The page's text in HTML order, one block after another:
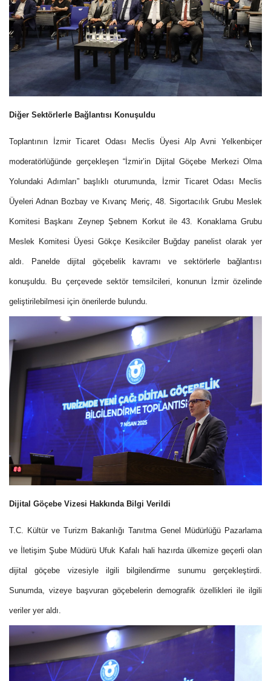
Diğer Sektörlerle Bağlantısı Konuşuldu
Toplantının İzmir Ticaret Odası Meclis Üyesi Alp Avni Yelkenbiçer
moderatörlüğünde gerçekleşen “İzmir’in Dijital Göçebe Merkezi Olma
Yolundaki Adımları” başlıklı oturumunda, İzmir Ticaret Odası Meclis
Üyeleri Adnan Bozbay ve Kıvanç Meriç, 48. Sigortacılık Grubu Meslek
Komitesi Başkanı Zeynep Şebnem Korkut ile 43. Konaklama Grubu
Meslek Komitesi Üyesi Gökçe Kesikciler Buğday panelist olarak yer
aldı. Panelde dijital göçebelik kavramı ve sektörlerle bağlantısı
konuşuldu. Bu çerçevede sektör temsilcileri, konunun İzmir özelinde
geliştirilebilmesi için önerilerde bulundu.
Dijital Göçebe Vizesi Hakkında Bilgi Verildi
T.C. Kültür ve Turizm Bakanlığı Tanıtma Genel Müdürlüğü Pazarlama
ve İletişim Şube Müdürü Ufuk Kafalı hali hazırda ülkemize geçerli olan
dijital göçebe vizesiyle ilgili bilgilendirme sunumu gerçekleştirdi.
Sunumda, vizeye başvuran göçebelerin demografik özellikleri ile ilgili
veriler yer aldı.